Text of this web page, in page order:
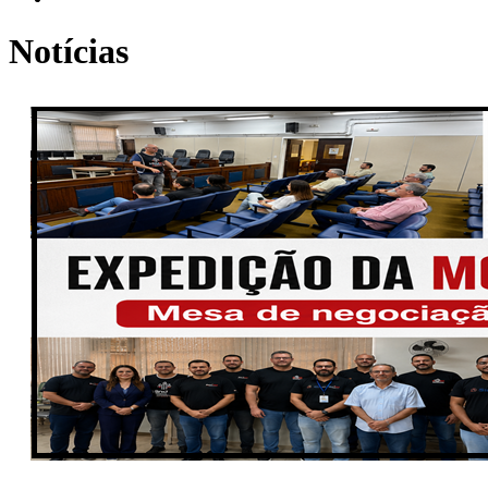
Notícias